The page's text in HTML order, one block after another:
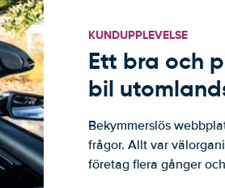
KUNDUPPLEVELSE
Ett bra och
bil
Bekymmerslös
frågor. Allt var
företag flera gånger